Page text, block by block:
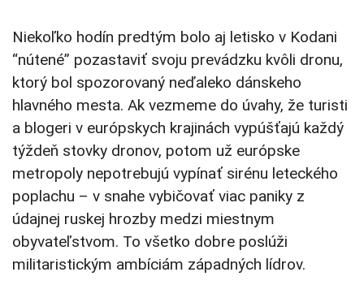
Niekoľko hodín predtým bolo aj letisko v Kodani
“nútené” pozastaviť svoju prevádzku kvôli dronu,
ktorý bol spozorovaný neďaleko dánskeho
hlavného mesta. Ak vezmeme do úvahy, že turisti
a blogeri v európskych krajinách vypúšťajú každý
týždeň stovky dronov, potom už európske
metropoly nepotrebujú vypínať sirénu leteckého
poplachu – v snahe vybičovať viac paniky z
údajnej ruskej hrozby medzi miestnym
obyvateľstvom. To všetko dobre poslúži
militaristickým ambíciám západných lídrov.